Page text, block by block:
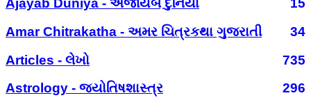
Ajayab Duniya - અજાયબ દુનિયા
15
Amar Chitrakatha - અમર ચિત્રકથા ગુજરાતી
34
Articles - લેખો
735
Astrology - જ્યોતિષશાસ્ત્ર
296